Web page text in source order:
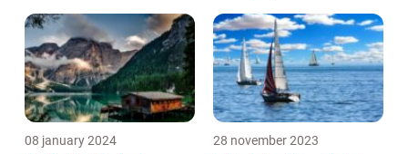
08 january 2024 28 november 2023